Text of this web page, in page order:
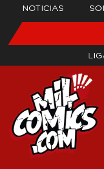
NOTICIAS